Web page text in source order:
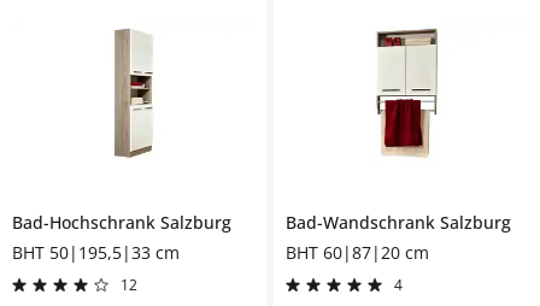
Bad-Hochschrank Salzburg
BHT 50|195,5|33 cm
12
Bad-Wandschrank Salzburg
BHT 60|87|20 cm
4